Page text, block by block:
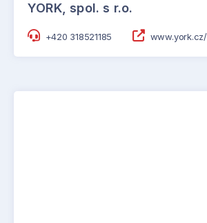
YORK, spol. s r.o.
+420 318521185 www.york.cz/